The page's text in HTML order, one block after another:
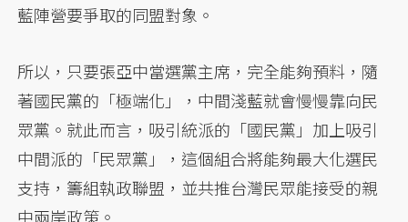
藍陣營要爭取的同盟對象。
所以，只要張亞中當選黨主席，完全能夠預料，隨
著國民黨的「極端化」，中間淺藍就會慢慢靠向民
眾黨。就此而言，吸引統派的「國民黨」加上吸引
中間派的「民眾黨」，這個組合將能夠最大化選民
支持，籌組執政聯盟，並共推台灣民眾能接受的親
中兩岸政策。